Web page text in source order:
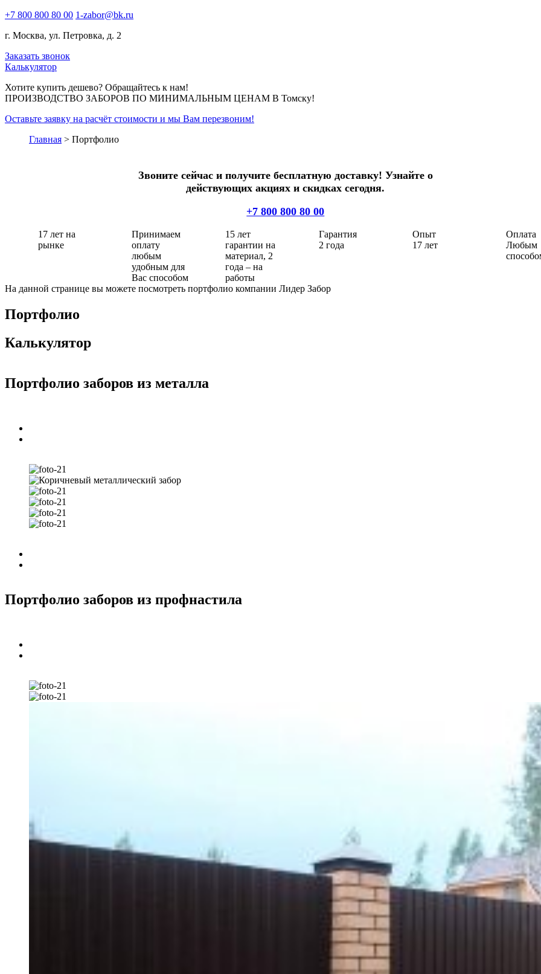
+7 800 800 80 00 1-zabor@bk.ru
г. Москва, ул. Петровка, д. 2
Заказать звонок
Калькулятор
Хотите купить дешево? Обращайтесь к нам!
ПРОИЗВОДСТВО ЗАБОРОВ ПО МИНИМАЛЬНЫМ ЦЕНАМ В Томску!
Оставьте заявку на расчёт стоимости и мы Вам перезвоним!
Главная > Портфолио
Звоните сейчас и получите бесплатную доставку! Узнайте о
действующих акциях и скидках сегодня.
+7 800 800 80 00
17 лет на
рынке
Принимаем
оплату
любым
удобным для
Вас способом
15 лет
гарантии на
материал, 2
года – на
работы
Гарантия
2 года
Опыт
17 лет
Оплата
Любым
На данной странице вы можете посмотреть портфолио компании Лидер Забор
Портфолио
Калькулятор
Портфолио заборов из металла
Портфолио заборов из профнастила